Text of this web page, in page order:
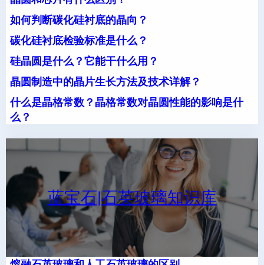
如何判断碳化硅衬底的晶向？
碳化硅衬底检验标准是什么？
硅晶圆是什么？它能干什么用？
晶圆制造中的晶片生长方法及技术详解？
什么是晶格常数？晶格常数对晶圆性能的影响是什
么？
蓝宝石|石英玻璃知识库